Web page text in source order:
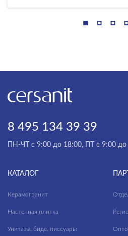
CARINA
ESTETICA
ОСОБЕННОСТИ КНОПКИ
8 495 134 39 39
ПН-ЧТ с 9:00 до 18:00, ПТ с 9:00 до
КАТАЛОГ
Керамогранит
Настенная плитка
Унитазы, биде, писсуары